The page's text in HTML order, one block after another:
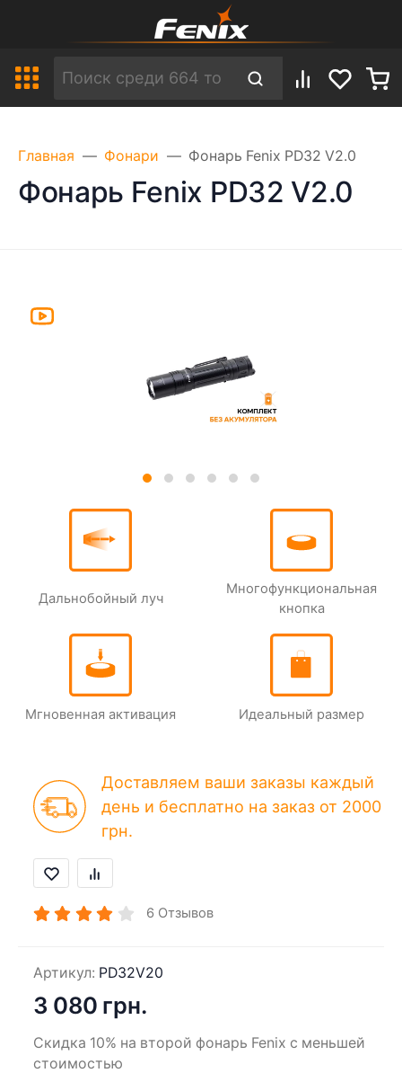
Главная Фонари Фонарь Fenix PD32 V2.0
Фонарь Fenix PD32 V2.0
Дальнобойный луч
Многофункцио­нальная
кнопка
Мгновенная активация Идеальный размер
Доставляем ваши заказы каждый
день и бесплатно на заказ от 2000
грн.
6 Отзывов
Артикул: PD32V20
3 080 грн.
Скидка 10% на второй фонарь Fenix с меньшей
стоимостью